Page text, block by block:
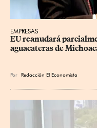
EMPRESAS
EU reanudará
aguacateras de
Por Redacción El Economista